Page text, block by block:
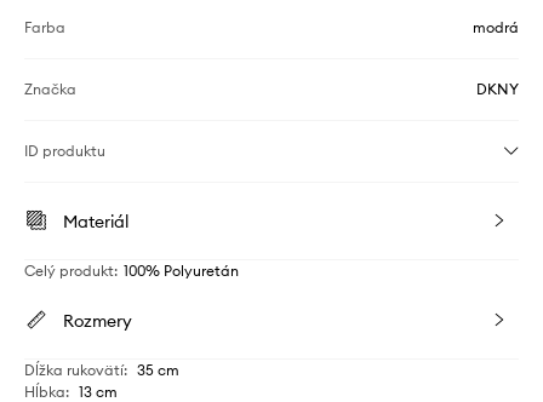
Farba modrá
Značka DKNY
ID produktu
Materiál
Celý produkt: 100% Polyuretán
Rozmery
Dĺžka rukovätí: 35 cm
Hĺbka: 13 cm